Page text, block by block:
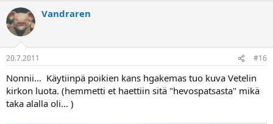
Vandraren
20.7.2011 #16
Nonnii... Käytiinpä poikien kans hgakemas tuo kuva Vetelin
kirkon luota. (hemmetti et haettiin sitä "hevospatsasta" mikä
taka alalla oli... )